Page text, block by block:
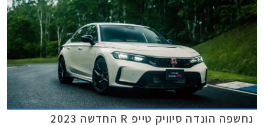
במספר שיגיע בקרוב לישראל ומצביע על שינוי תפיסה וחזרה אל ערכי המותג
והדגם המקוריים.
נחשפה הונדה סיוויק טייפ R החדשה 2023